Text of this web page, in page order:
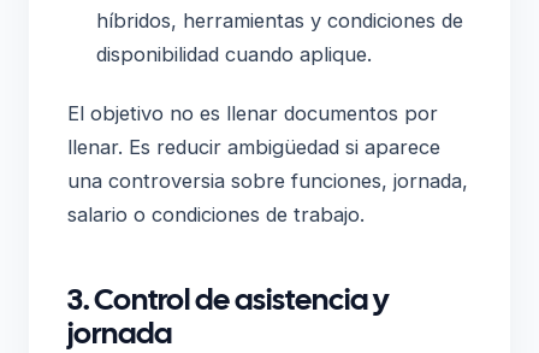
híbridos, herramientas y condiciones de
disponibilidad cuando aplique.
El objetivo no es llenar documentos por
llenar. Es reducir ambigüedad si aparece
una controversia sobre funciones, jornada,
salario o condiciones de trabajo.
3. Control de asistencia y
jornada